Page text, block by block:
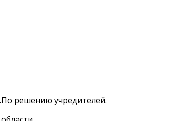
решению учредителей.